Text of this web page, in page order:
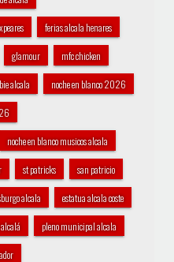
ferias alcala henares
glamour mfc chicken
alcala noche en blanco 2026
noche en blanco musicos alcala
st patricks san patricio
alcala estatua alcala coste
pleno municipal alcala